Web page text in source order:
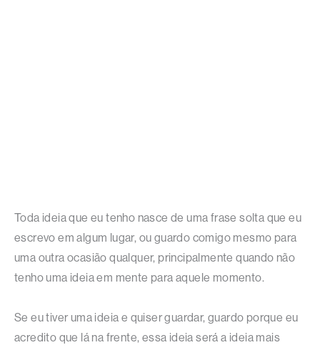
Toda ideia que eu tenho nasce de uma frase solta que eu
escrevo em algum lugar, ou guardo comigo mesmo para
uma outra ocasião qualquer, principalmente quando não
tenho uma ideia em mente para aquele momento.
Se eu tiver uma ideia e quiser guardar, guardo porque eu
acredito que lá na frente, essa ideia será a ideia mais